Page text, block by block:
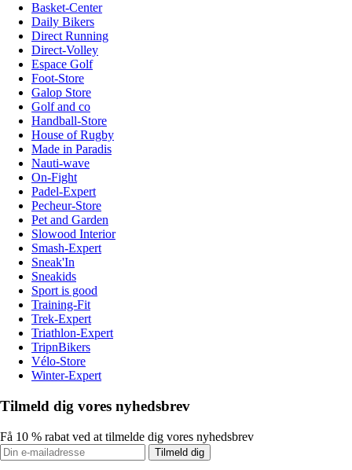
Basket-Center
Daily Bikers
Direct Running
Direct-Volley
Espace Golf
Foot-Store
Galop Store
Golf and co
Handball-Store
House of Rugby
Made in Paradis
Nauti-wave
On-Fight
Padel-Expert
Pecheur-Store
Pet and Garden
Slowood Interior
Smash-Expert
Sneak'In
Sneakids
Sport is good
Training-Fit
Trek-Expert
Triathlon-Expert
TripnBikers
Vélo-Store
Winter-Expert
Tilmeld dig vores nyhedsbrev
Få 10 % rabat ved at tilmelde dig vores nyhedsbrev
Tilmeld dig